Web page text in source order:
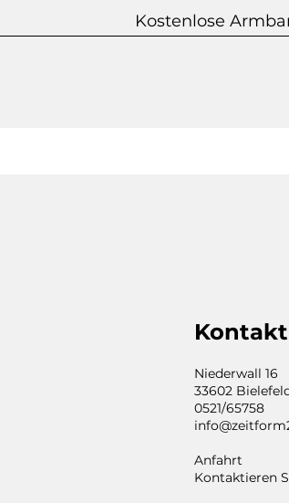
Kostenlose
Kontakt
Niederwall 16
33602
0521/65758
Anfahrt
Kontaktieren